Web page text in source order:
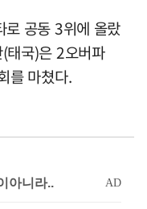
공동 3위에 올랐
태국)은 2오버파
를 마쳤다.